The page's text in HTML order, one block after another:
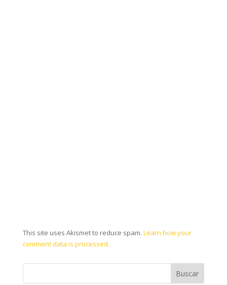
This site uses Akismet to reduce spam. Learn how your
comment data is processed.